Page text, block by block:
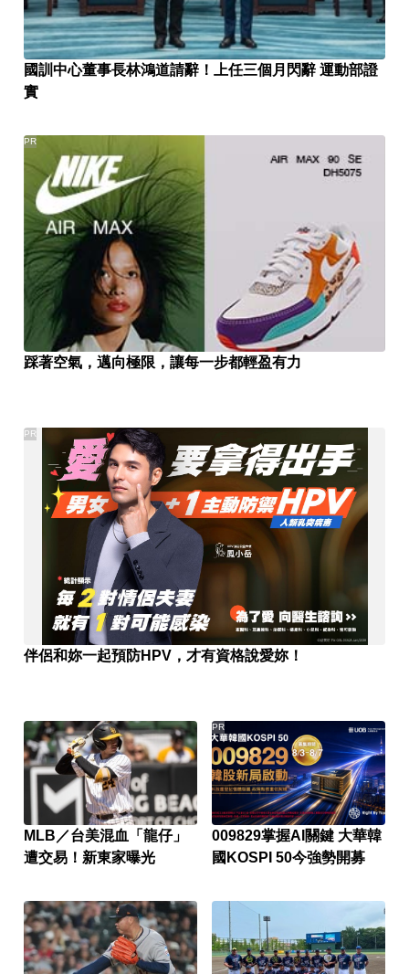
國訓中心董事長林鴻道請辭！上任三個月閃辭 運動部證
實
踩著空氣，邁向極限，讓每一步都輕盈有力
PR
伴侶和妳一起預防HPV，才有資格說愛妳！
PR
MLB／台美混血「龍仔」
遭交易！新東家曝光
009829掌握AI關鍵 大華韓
國KOSPI 50今強勢開募
PR